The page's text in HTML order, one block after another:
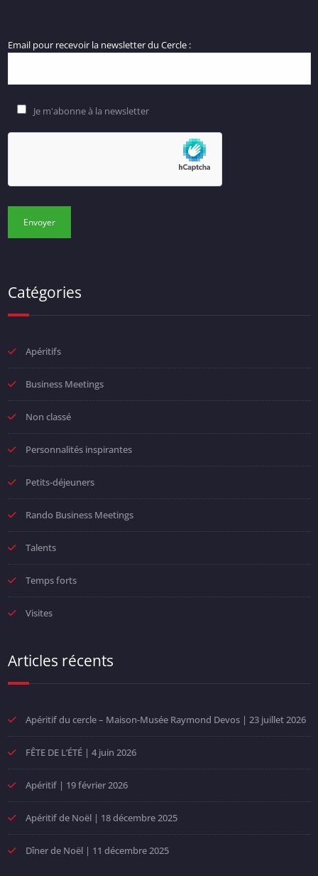
Email pour recevoir la newsletter du Cercle :
Je m'abonne à la newsletter
Catégories
Apéritifs
Business Meetings
Non classé
Personnalités inspirantes
Petits-déjeuners
Rando Business Meetings
Talents
Temps forts
Visites
Articles récents
Apéritif du cercle – Maison-Musée Raymond Devos | 23 juillet 2026
FÊTE DE L’ÉTÉ | 4 juin 2026
Apéritif | 19 février 2026
Apéritif de Noël | 18 décembre 2025
Dîner de Noël | 11 décembre 2025